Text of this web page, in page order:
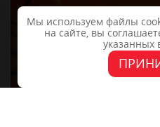
Мы используем файлы
на сайте, вы
указанных